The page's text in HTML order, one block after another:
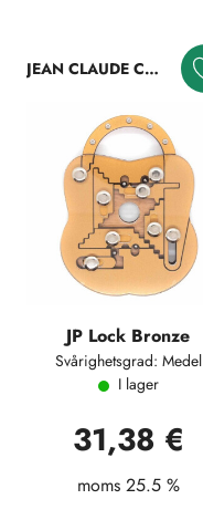
JEAN CLAUDE CONSTANTIN
JP Lock Bronze
Svårighetsgrad: Medel
I lager
31,38 €
moms 25.5 %